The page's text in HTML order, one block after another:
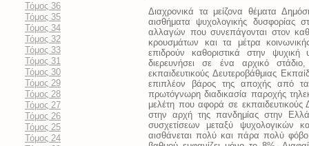
Τόμος 36
Τόμος 35
Τόμος 34
Τόμος 32
Τόμος 33
Τόμος 31
Τόμος 30
Τόμος 29
Τόμος 28
Τόμος 27
Τόμος 26
Τόμος 25
Τόμος 24
Διαχρονικά τα μείζονα θέματα
αισθήματα ψυχολογικής δυσφορίας
αλλαγών που συνεπάγονται στον
κρουσμάτων και τα μέτρα
επιδρούν καθοριστικά στην
διερευνήσει σε ένα αρχικό
εκπαιδευτικούς Δευτεροβάθμιας
επιπλέον βάρος της αποχής από
πρωτόγνωρη διαδικασία παροχής
μελέτη που αφορά σε εκπαιδευτικούς
στην αρχή της πανδημίας στην
συσχετίσεων μεταξύ ψυχολογικών
αισθάνεται πολύ και πάρα πολύ